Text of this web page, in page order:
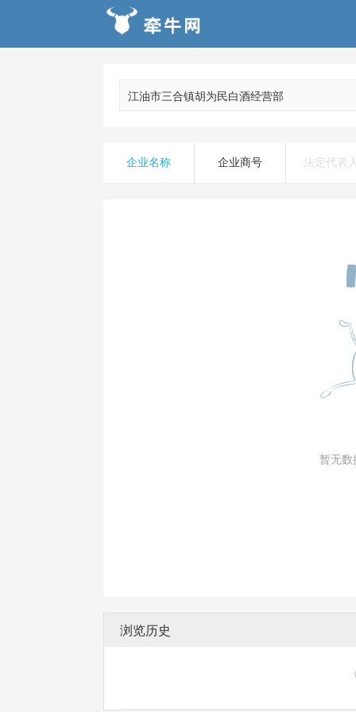
企业名称 企业商号 法定代表
暂无
浏览历史